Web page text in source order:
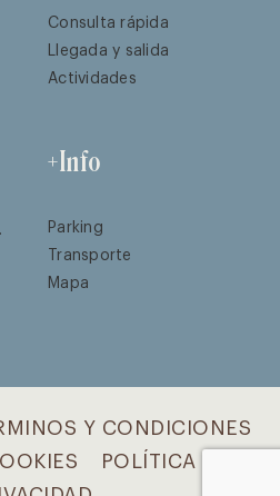
Consulta rápida
Llegada y salida
Actividades
+Info
Parking
Transporte
Mapa
Y CONDICIONES
POLÍTICA DE